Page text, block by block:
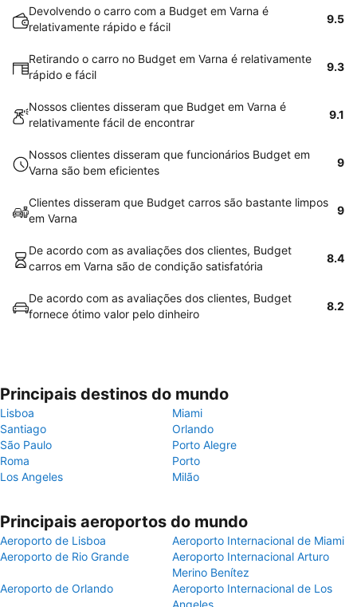
Devolvendo o carro com a Budget em Varna é
relativamente rápido e fácil
9.5
Retirando o carro no Budget em Varna é relativamente
rápido e fácil
9.3
Nossos clientes disseram que Budget em Varna é
relativamente fácil de encontrar
9.1
Nossos clientes disseram que funcionários Budget em
Varna são bem eficientes
9
Clientes disseram que Budget carros são bastante limpos
em Varna
9
De acordo com as avaliações dos clientes, Budget
carros em Varna são de condição satisfatória
8.4
De acordo com as avaliações dos clientes, Budget
fornece ótimo valor pelo dinheiro
8.2
Principais destinos do mundo
Lisboa
Miami
Santiago
Orlando
São Paulo
Porto Alegre
Roma
Porto
Los Angeles
Milão
Principais aeroportos do mundo
Aeroporto de Lisboa
Aeroporto Internacional de Miami
Aeroporto de Rio Grande
Aeroporto Internacional Arturo
Merino Benítez
Aeroporto de Orlando
Aeroporto Internacional de Los
Angeles